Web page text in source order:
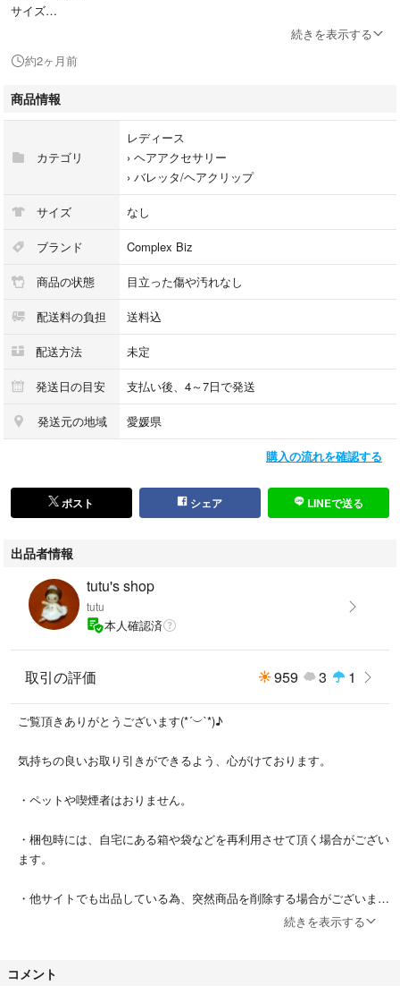
サイズ
続きを表示する
約2ヶ月前
商品情報
カテゴリ
レディース
› ヘアアクセサリー
› バレッタ/ヘアクリップ
サイズ なし
ブランド Complex Biz
商品の状態 目立った傷や汚れなし
配送料の負担 送料込
配送方法 未定
発送日の目安 支払い後、4～7日で発送
発送元の地域 愛媛県
購入の流れを確認する
ポスト シェア LINEで送る
出品者情報
tutu's shop
tutu
本人確認済
取引の評価 959 3 1
ご覧頂きありがとうございます(⁠*⁠´⁠︶⁠`⁠*⁠)⁠♪
気持ちの良いお取り引きができるよう、心がけております。
・ペットや喫煙者はおりません。
・梱包時には、自宅にある箱や袋などを再利用させて頂く場合がござい
ます。
・他サイトでも出品している為、突然商品を削除する場合がございま
ず返信させて頂きます。
続きを表示する
コメント